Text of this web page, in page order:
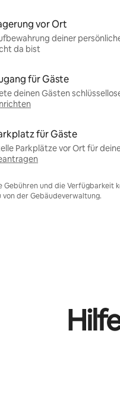
vor Ort
deiner
da bist
für Gäste
deinen Gästen
für Gäste
Parkplätze vor Ort für
Gebühren und die Verfügbarkeit
der Gebäudeverwaltung.